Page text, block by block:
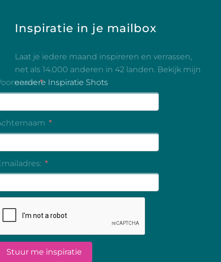
Inspiratie in je mailbox
Laat je iedere maand inspireren en verrassen,
net als 14.000 anderen in 42 landen. Bekijk mijn
eerdere Inspiratie Shots